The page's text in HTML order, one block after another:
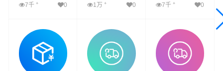
7千 + 0
查看详细
1万+ 0
查看详细
7千 + 0
查看详细